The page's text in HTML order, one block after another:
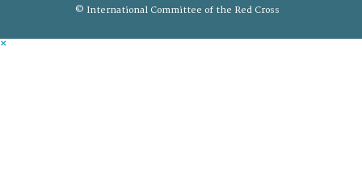
© International Committee of the Red Cross
×